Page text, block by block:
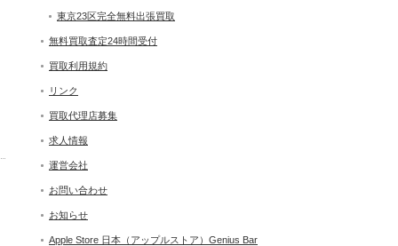
東京23区完全無料出張買取
無料買取査定24時間受付
買取利用規約
リンク
買取代理店募集
求人情報
運営会社
お問い合わせ
お知らせ
Apple Store 日本（アップルストア）Genius Bar